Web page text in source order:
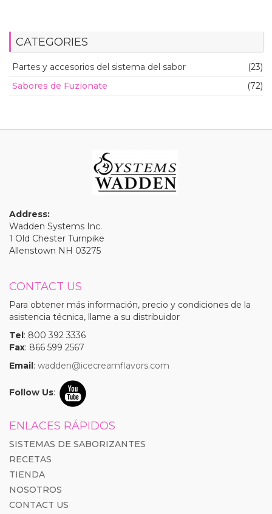
CATEGORIES
Partes y accesorios del sistema del sabor
(23)
Sabores de Fuzionate
(72)
Address:
Wadden Systems Inc.
1 Old Chester Turnpike
Allenstown NH 03275
CONTACT US
Para obtener más información, precio y condiciones de la
asistencia técnica, llame a su distribuidor
Tel : 800 392 3336
Fax: 866 599 2567
Email : wadden@icecreamflavors.com
Follow Us:
ENLACES RÁPIDOS
SISTEMAS DE SABORIZANTES
RECETAS
TIENDA
NOSOTROS
CONTACT US